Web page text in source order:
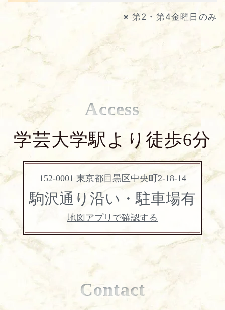
※ 第2・第4金曜日のみ
Access
学芸大学駅より徒歩6分
152-0001 東京都目黒区中央町2-18-14
駒沢通り沿い・駐車場有
地図アプリで確認する
Contact